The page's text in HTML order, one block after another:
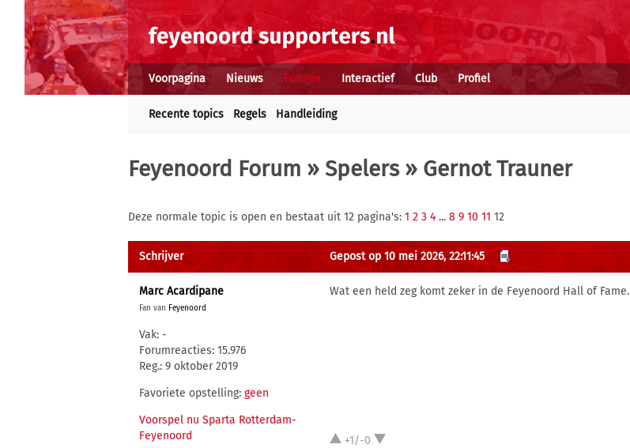
Voorpagina Nieuws Forums Interactief Club Profiel
Recente topics Regels Handleiding
Feyenoord Forum » Spelers» Gernot Trauner
Deze normale topic is open en bestaat uit 12 pagina's: 1 2 3 4 ... 8 9 10 11 12
Schrijver Gepost op 10 mei 2026, 22:11:45
Marc Acardipane
Fan van Feyenoord
Vak: -
Forumreacties: 15.976
Reg.: 9 oktober 2019
Favoriete opstelling: geen
Voorspel nu Sparta Rotterdam-
Feyenoord
Wat een held zeg komt zeker in de Feyenoord Hall of Fame.
+1/-0